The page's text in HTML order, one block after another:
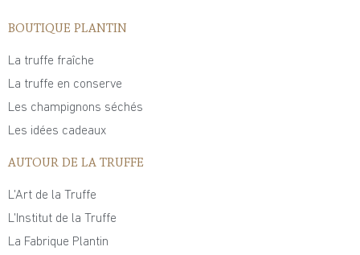
BOUTIQUE PLANTIN
La truffe fraîche
La truffe en conserve
Les champignons séchés
Les idées cadeaux
AUTOUR DE LA TRUFFE
L'Art de la Truffe
L'Institut de la Truffe
La Fabrique Plantin